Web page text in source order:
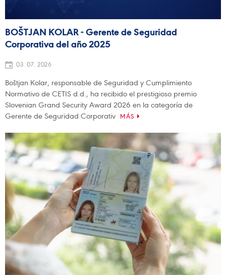
BOŠTJAN KOLAR - Gerente de Seguridad
Corporativa del año 2025
03. 07. 2026
Boštjan Kolar, responsable de Seguridad y Cumplimiento
Normativo de CETIS d.d., ha recibido el prestigioso premio
Slovenian Grand Security Award 2026 en la categoría de
Gerente de Seguridad Corporativ
MÁS